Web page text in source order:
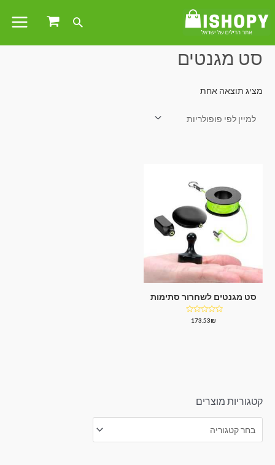
קטגוריות מוצרים
עמוד הבית/ מוצרים המתויגים “סט מגנטים”
סט מגנטים
מציג תוצאה אחת
סט מגנטים לשחרור סתימות
דורג173.53₪